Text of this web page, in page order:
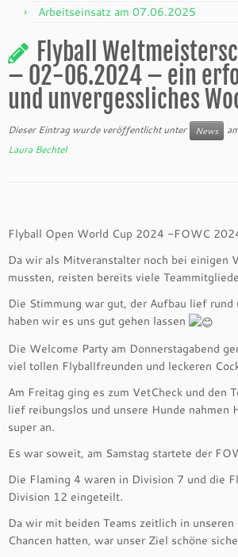
Arbeitseinsatz am 07.06.2025
Flyball
– 02-06.2024 – ein
und unvergessliches
Dieser Eintrag wurde veröffentlicht unter News
Laura Bechtel
Flyball Open World Cup 2024 -FOWC
Da wir als Mitveranstalter noch bei einigen
mussten, reisten bereits viele
Die Stimmung war gut, der Aufbau lief rund
haben wir es uns gut gehen lassen
Die Welcome Party am Donnerstagabend
viel tollen Flyballfreunden und leckeren
Am Freitag ging es zum VetCheck und den
lief reibungslos und unsere Hunde nahmen
super an.
Es war soweit, am Samstag startete der
Die Flaming 4 waren in Division 7 und die
Division 12 eingeteilt.
Da wir mit beiden Teams zeitlich in
Chancen hatten, war unser Ziel schöne